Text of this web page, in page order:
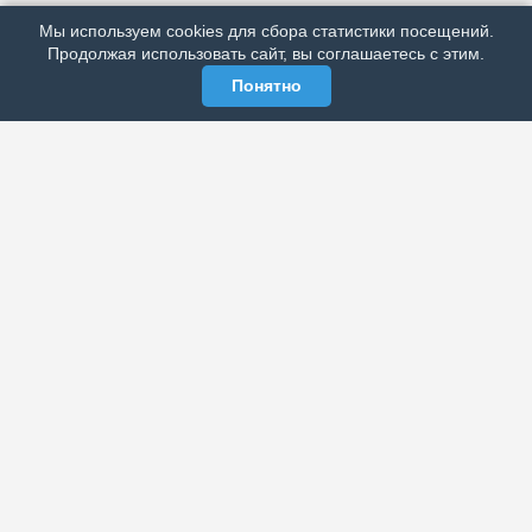
МЫ В СОЦСЕТЯХ
Мы используем cookies для сбора статистики посещений.
Продолжая использовать сайт, вы соглашаетесь с этим.
Понятно